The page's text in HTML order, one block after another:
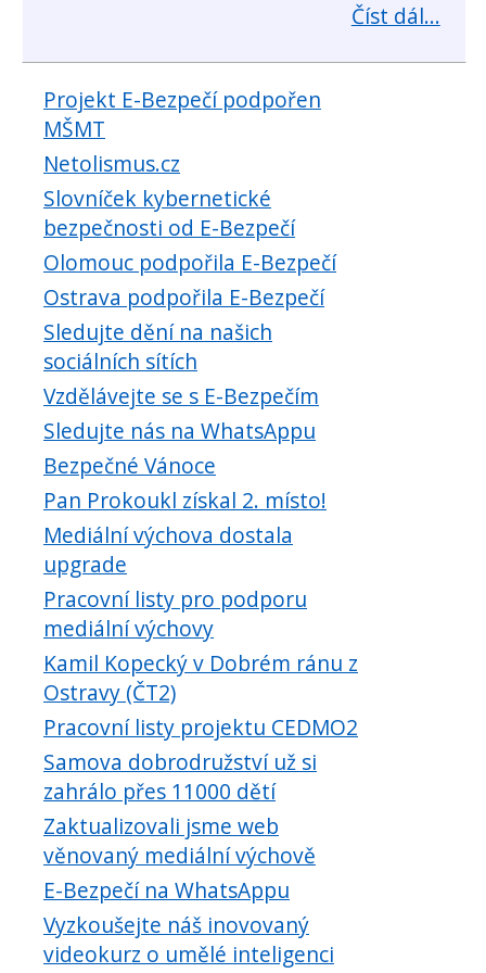
Číst dál...
Projekt E-Bezpečí podpořen
MŠMT
Netolismus.cz
Slovníček kybernetické
bezpečnosti od E-Bezpečí
Olomouc podpořila E-Bezpečí
Ostrava podpořila E-Bezpečí
Sledujte dění na našich
sociálních sítích
Vzdělávejte se s E-Bezpečím
Sledujte nás na WhatsAppu
Bezpečné Vánoce
Pan Prokoukl získal 2. místo!
Mediální výchova dostala
upgrade
Pracovní listy pro podporu
mediální výchovy
Kamil Kopecký v Dobrém ránu z
Ostravy (ČT2)
Pracovní listy projektu CEDMO2
Samova dobrodružství už si
zahrálo přes 11000 dětí
Zaktualizovali jsme web
věnovaný mediální výchově
E-Bezpečí na WhatsAppu
Vyzkoušejte náš inovovaný
videokurz o umělé inteligenci